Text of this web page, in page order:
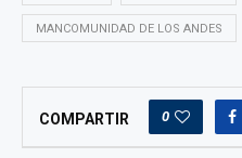
MANCOMUNIDAD DE LOS ANDES
COMPARTIR 0